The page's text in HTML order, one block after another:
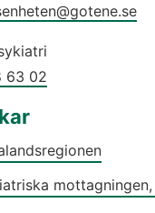
63 02